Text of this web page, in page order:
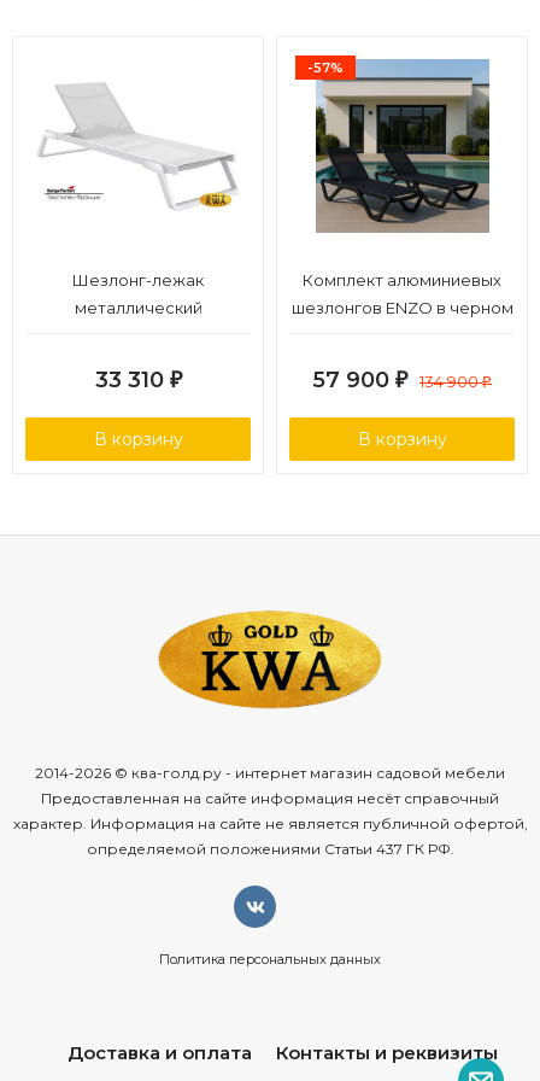
Шезлонг-лежак
металлический
33 310 ₽
В корзину
-57%
Комплект алюминиевых
шезлонгов ENZO в черном
57 900 ₽ 134 900₽
В корзину
2014-2026 © ква-голд.ру - интернет магазин садовой мебели
Предоставленная на сайте информация несёт справочный
характер. Информация на сайте не является публичной офертой,
определяемой положениями Статьи 437 ГК РФ.
Политика персональных данных
Доставка и оплата Контакты и реквизиты